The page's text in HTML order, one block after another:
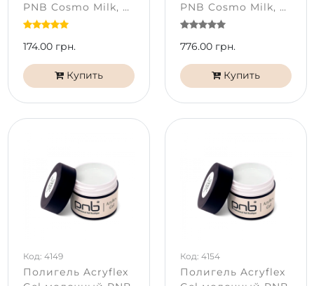
PNB Cosmo Milk, с
шиммером (5 мл)
174.00 грн.
Купить
PNB Cosmo Milk, с
шиммером (50 мл)
776.00 грн.
Купить
Код: 4149
Полигель Acryflex
Код: 4154
Полигель Acryflex